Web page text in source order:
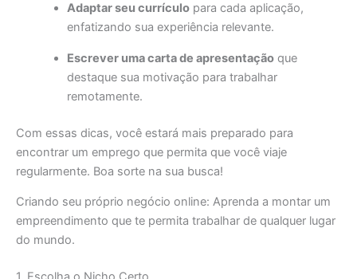
Adaptar seu currículopara cada aplicação,
enfatizando sua experiência relevante.
Escrever uma carta de apresentaçãoque
destaque sua motivação para trabalhar
remotamente.
Com essas dicas, você estará mais preparado para
encontrar um emprego que permita que você viaje
regularmente. Boa sorte na sua busca!
Criando seu próprio negócio online: Aprenda a montar um
empreendimento que te permita trabalhar de qualquer lugar
do mundo.